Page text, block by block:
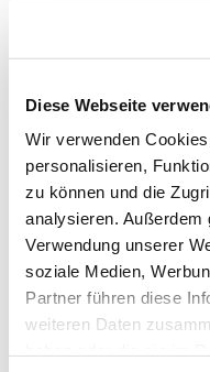
Diese Webseite
Wir verwenden
personalisieren,
zu können und die
analysieren. Außerdem
Verwendung unserer
soziale Medien,
Partner führen diese
weiteren Daten
Dies